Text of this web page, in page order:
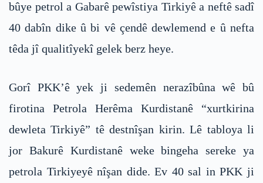
bûye petrol a Gabarê pewîstiya Tirkiyê a neftê sadî
40 dabîn dike û bi vê çendê dewlemend e û nefta
têda jî qualitîyekî gelek berz heye.
Gorî PKK’ê yek ji sedemên nerazîbûna wê bû
firotina Petrola Herêma Kurdistanê “xurtkirina
dewleta Tirkiyê” tê destnîşan kirin. Lê tabloya li
jor Bakurê Kurdistanê weke bingeha sereke ya
petrola Tirkiyeyê nîşan dide. Ev 40 sal in PKK ji